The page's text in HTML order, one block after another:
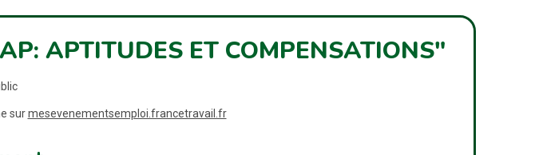
APTITUDES ET COMPENSATIONS"
surmesevenementsemploi.francetravail.fr